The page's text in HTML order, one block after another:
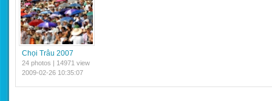
Chọi Trâu 2007
24 photos | 14971 view
2009-02-26 10:35:07